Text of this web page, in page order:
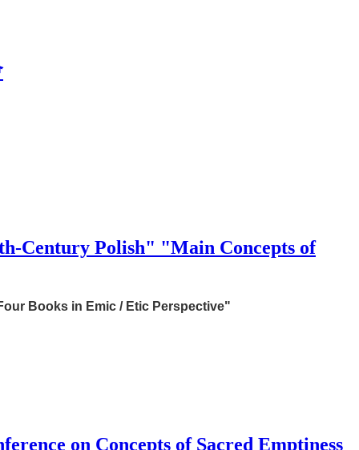
Century Polish" "Main Concepts of
Books in Emic / Etic Perspective"
on Concepts of Sacred Emptiness